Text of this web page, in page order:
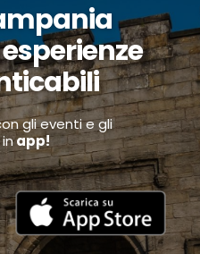
gli eventi e gli
app!